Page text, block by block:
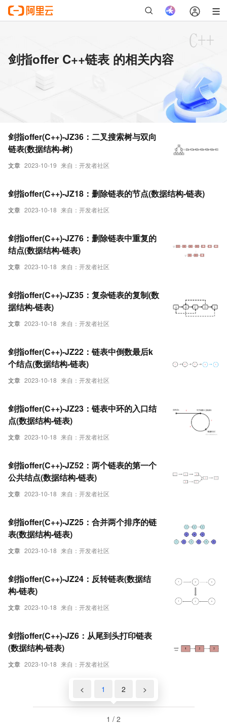
剑指offer C++链表 的相关内容
文章 2023-10-19 来自：开发者社区
剑指offer(C++)-JZ36：二叉搜索树与双向
链表(数据结构-树)
文章 2023-10-18 来自：开发者社区
剑指offer(C++)-JZ18：删除链表的节点(数据结构-链表)
文章 2023-10-18 来自：开发者社区
剑指offer(C++)-JZ76：删除链表中重复的
结点(数据结构-链表)
文章 2023-10-18 来自：开发者社区
剑指offer(C++)-JZ35：复杂链表的复制(数
据结构-链表)
文章 2023-10-18 来自：开发者社区
剑指offer(C++)-JZ22：链表中倒数最后k
个结点(数据结构-链表)
文章 2023-10-18 来自：开发者社区
剑指offer(C++)-JZ23：链表中环的入口结
点(数据结构-链表)
文章 2023-10-18 来自：开发者社区
剑指offer(C++)-JZ52：两个链表的第一个
公共结点(数据结构-链表)
文章 2023-10-18 来自：开发者社区
剑指offer(C++)-JZ25：合并两个排序的链
表(数据结构-链表)
文章 2023-10-18 来自：开发者社区
剑指offer(C++)-JZ24：反转链表(数据结
构-链表)
文章 2023-10-18 来自：开发者社区
剑指offer(C++)-JZ6：从尾到头打印链表
(数据结构-链表)
< 1 2 >
1 / 2